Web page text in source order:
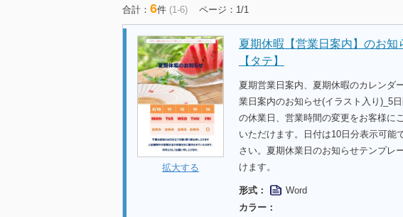
合計： 6件 (1-6) ページ：1/1
拡大する
夏期休暇【営業日案内】のお
【タテ】
夏期営業日案内、夏期休暇のカレンダ
業日案内のお知らせ(イラスト入り)_5
の休業日、営業時間の変更をお客様に
いただけます。日付は10日分表示可能
さい。夏期休業日のお知らせテンプレ
けます。
形式：
Word
カラー：